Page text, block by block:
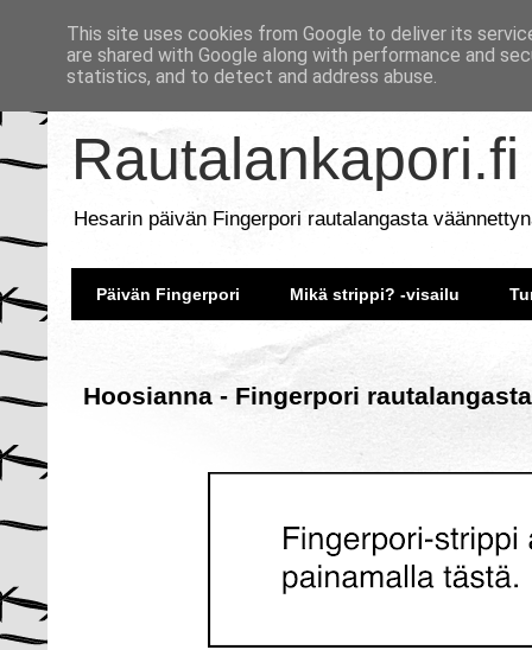
Rautalankapori.fi
Hesarin päivän Fingerpori rautalangasta
Päivän Fingerpori Mikä strippi? -visailu
Hoosianna - Fingerpori
This site uses cookies from Google to deliver its
are shared with Google along with performance and
statistics, and to detect and address abuse.